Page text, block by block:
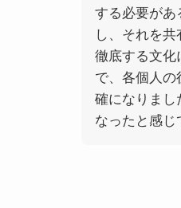
する必要があ
し、それを
徹底する文化
で、各個人の
確になりまし
なったと感じ